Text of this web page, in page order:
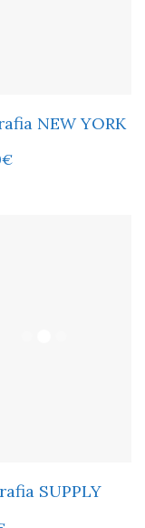
NEW YORK
€
SUPPLY